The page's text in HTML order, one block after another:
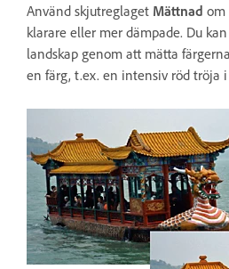
Använd skjutreglaget Mättnad om
klarare eller mer dämpade. Du
landskap genom att mätta
en färg, t.ex. en intensiv röd tröja